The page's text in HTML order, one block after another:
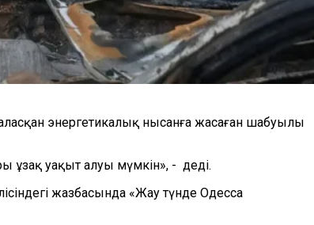
энергетикалық нысанға жасаған шабуылы
ұзақ уақыт алуы мүмкін», - деді.
жазбасында «Жау түнде Одесса